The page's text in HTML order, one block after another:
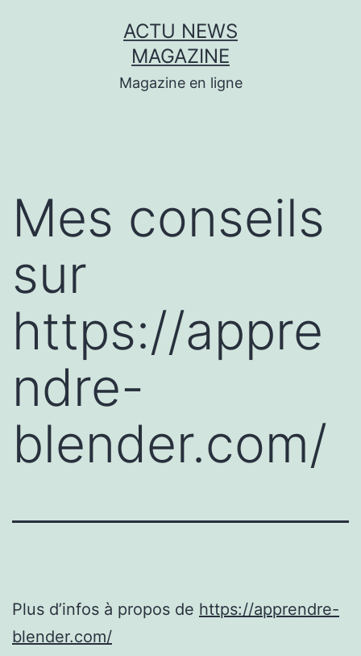
ACTU NEWS
MAGAZINE
Magazine en ligne
Mes conseils
sur
https://appre
ndre-
blender.com/
Plus d’infos à propos de https://apprendre-
blender.com/